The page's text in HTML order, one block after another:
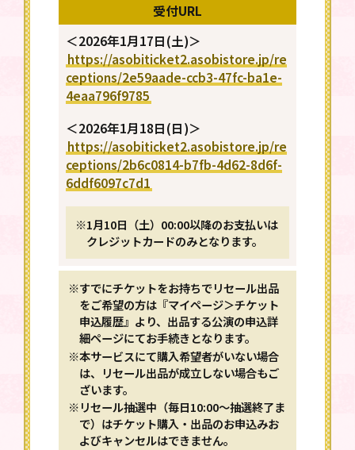
受付URL
＜2026年1月17日(土)＞
https://asobiticket2.asobistore.jp/re
ceptions/2e59aade-ccb3-47fc-ba1e-
4eaa796f9785
＜2026年1月18日(日)＞
https://asobiticket2.asobistore.jp/re
ceptions/2b6c0814-b7fb-4d62-8d6f-
6ddf6097c7d1
※1月10日（土）00:00以降のお支払いは
クレジットカードのみとなります。
※すでにチケットをお持ちでリセール出品
をご希望の方は『マイページ＞チケット
申込履歴』より、出品する公演の申込詳
細ページにてお手続きとなります。
※本サービスにて購入希望者がいない場合
は、リセール出品が成立しない場合もご
ざいます。
※リセール抽選中（毎日10:00～抽選終了ま
で）はチケット購入・出品のお申込みお
よびキャンセルはできません。